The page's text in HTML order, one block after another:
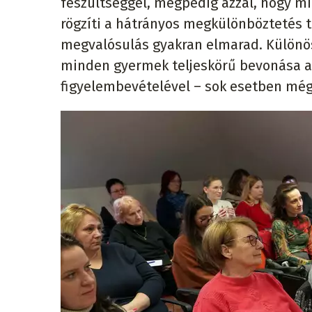
rögzíti a hátrányos
megvalósulás gyakran elmarad.
minden gyermek teljeskörű bevonása
figyelembevételével – sok esetben